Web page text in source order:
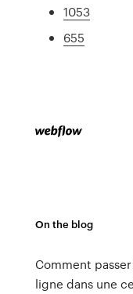
1053
655
On the blog
Comment passer
ligne dans une